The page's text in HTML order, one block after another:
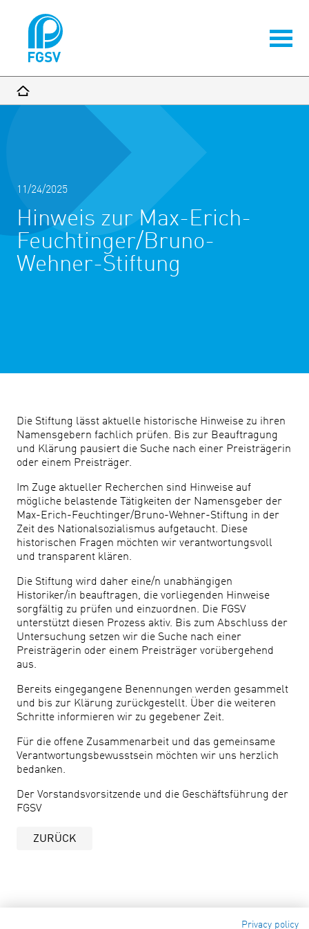
11/24/2025
Hinweis zur Max-Erich-
Feuchtinger/Bruno-
Wehner-Stiftung
Die Stiftung lässt aktuelle historische Hinweise zu ihren
Namensgebern fachlich prüfen. Bis zur Beauftragung
und Klärung pausiert die Suche nach einer Preisträgerin
oder einem Preisträger.
Im Zuge aktueller Recherchen sind Hinweise auf
mögliche belastende Tätigkeiten der Namensgeber der
Max-Erich-Feuchtinger/Bruno-Wehner-Stiftung in der
Zeit des Nationalsozialismus aufgetaucht. Diese
historischen Fragen möchten wir verantwortungsvoll
und transparent klären.
Die Stiftung wird daher eine/n unabhängigen
Historiker/in beauftragen, die vorliegenden Hinweise
sorgfältig zu prüfen und einzuordnen. Die FGSV
unterstützt diesen Prozess aktiv. Bis zum Abschluss der
Untersuchung setzen wir die Suche nach einer
Preisträgerin oder einem Preisträger vorübergehend
aus.
Bereits eingegangene Benennungen werden gesammelt
und bis zur Klärung zurückgestellt. Über die weiteren
Schritte informieren wir zu gegebener Zeit.
Für die offene Zusammenarbeit und das gemeinsame
Verantwortungsbewusstsein möchten wir uns herzlich
bedanken.
Der Vorstandsvorsitzende und die Geschäftsführung der
FGSV
ZURÜCK
Privacy policy